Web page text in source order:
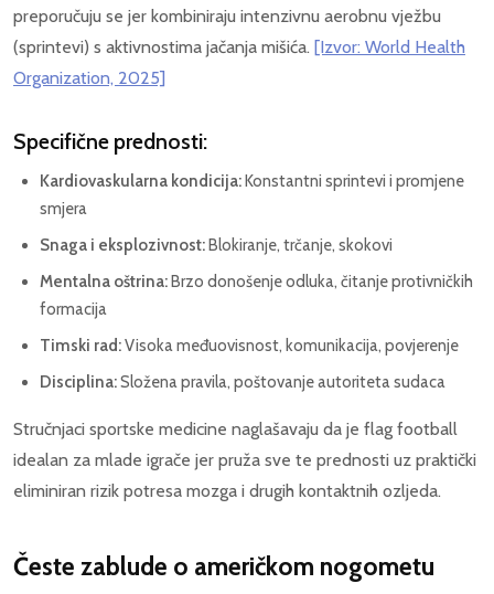
preporučuju se jer kombiniraju intenzivnu aerobnu vježbu
(sprintevi) s aktivnostima jačanja mišića. [Izvor: World Health
Organization, 2025]
Specifične prednosti:
Kardiovaskularna kondicija: Konstantni sprintevi i promjene
smjera
Snaga i eksplozivnost: Blokiranje, trčanje, skokovi
Mentalna oštrina: Brzo donošenje odluka, čitanje protivničkih
formacija
Timski rad:Visoka međuovisnost, komunikacija, povjerenje
Disciplina:Složena pravila, poštovanje autoriteta sudaca
Stručnjaci sportske medicine naglašavaju da je flag football
idealan za mlade igrače jer pruža sve te prednosti uz praktički
eliminiran rizik potresa mozga i drugih kontaktnih ozljeda.
Česte zablude o američkom nogometu